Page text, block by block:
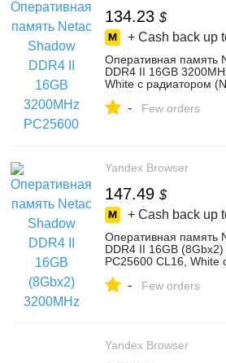
134.23 $
+ Cash back up
Оперативная память
DDR4 II 16GB
White с радиатором
ОНЛАЙНТРЕЙД.РУ на
- Few orders
Yandex Browser
147.49 $
+ Cash back up
Оперативная память
DDR4 II 16GB
PC25600 CL16, White
интернет-магазине
- Few orders
Yandex Browser